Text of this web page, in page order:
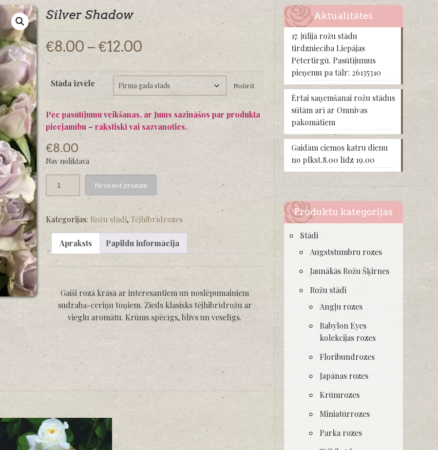
Silver Shadow
€8.00 – €12.00Price
€8.00
through
€12.00
Stāda izvēle Notīrīt
Pēc pasūtījumu veikšanas, ar Jums sazināšos par produkta
pieejamību – rakstiski vai sazvanoties.
€8.00
Nav noliktavā
Pievienot grozam
Kategorijas: Rožu stādi,Tējhibrīdrozes
Apraksts Papildu informācija
Gaiši rozā krāsā ar interesantiem un noslēpumainiem
sudraba-ceriņu toņiem. Zieds klasisks tējhibrīdrožu ar
vieglu aromātu. Krūms spēcīgs, blīvs un veselīgs.
Aktualitātes
17. jūlijā rožu stādu
tirdzniecība Liepājas
Pētertirgū. Pasūtījumus
pieņemu pa tālr: 26135310
Ērtai saņemšanai rožu stādus
sūtām arī ar Omnivas
pakomātiem
Gaidām ciemos katru dienu
no plkst.8.00 līdz 19.00
Produktu kategorijas
Stādi
Augststumbru rozes
Jaunākās Rožu Šķirnes
Rožu stādi
Angļu rozes
Babylon Eyes
kolekcijas rozes
Floribundrozes
Japānas rozes
Krūmrozes
Miniatūrrozes
Parka rozes